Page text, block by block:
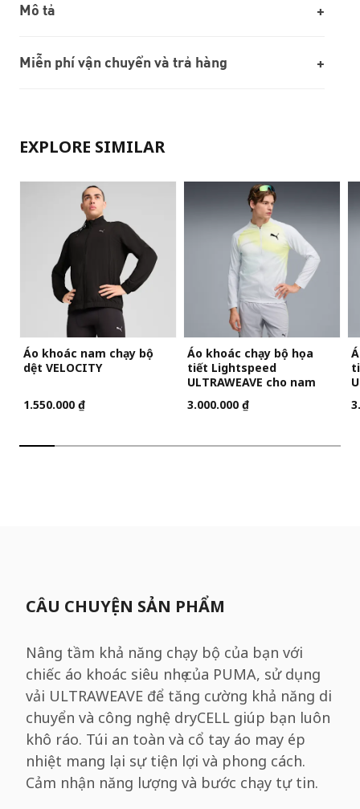
Mô tả
Miễn phí vận chuyển và trả hàng
EXPLORE SIMILAR
Áo khoác nam chạy bộ
dệt VELOCITY
1.550.000 ₫
Áo khoác chạy bộ họa
tiết Lightspeed
ULTRAWEAVE cho nam
3.000.000 ₫
CÂU CHUYỆN SẢN PHẨM
Nâng tầm khả năng chạy bộ của bạn với
chiếc áo khoác siêu nhẹ của PUMA, sử dụng
vải ULTRAWEAVE để tăng cường khả năng di
chuyển và công nghệ dryCELL giúp bạn luôn
khô ráo. Túi an toàn và cổ tay áo may ép
nhiệt mang lại sự tiện lợi và phong cách.
Cảm nhận năng lượng và bước chạy tự tin.